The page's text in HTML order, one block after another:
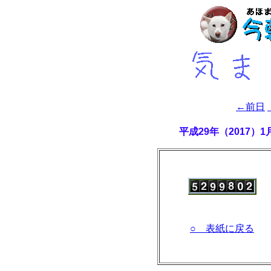
←前日
平成29年（2017）
○ 表紙に戻る